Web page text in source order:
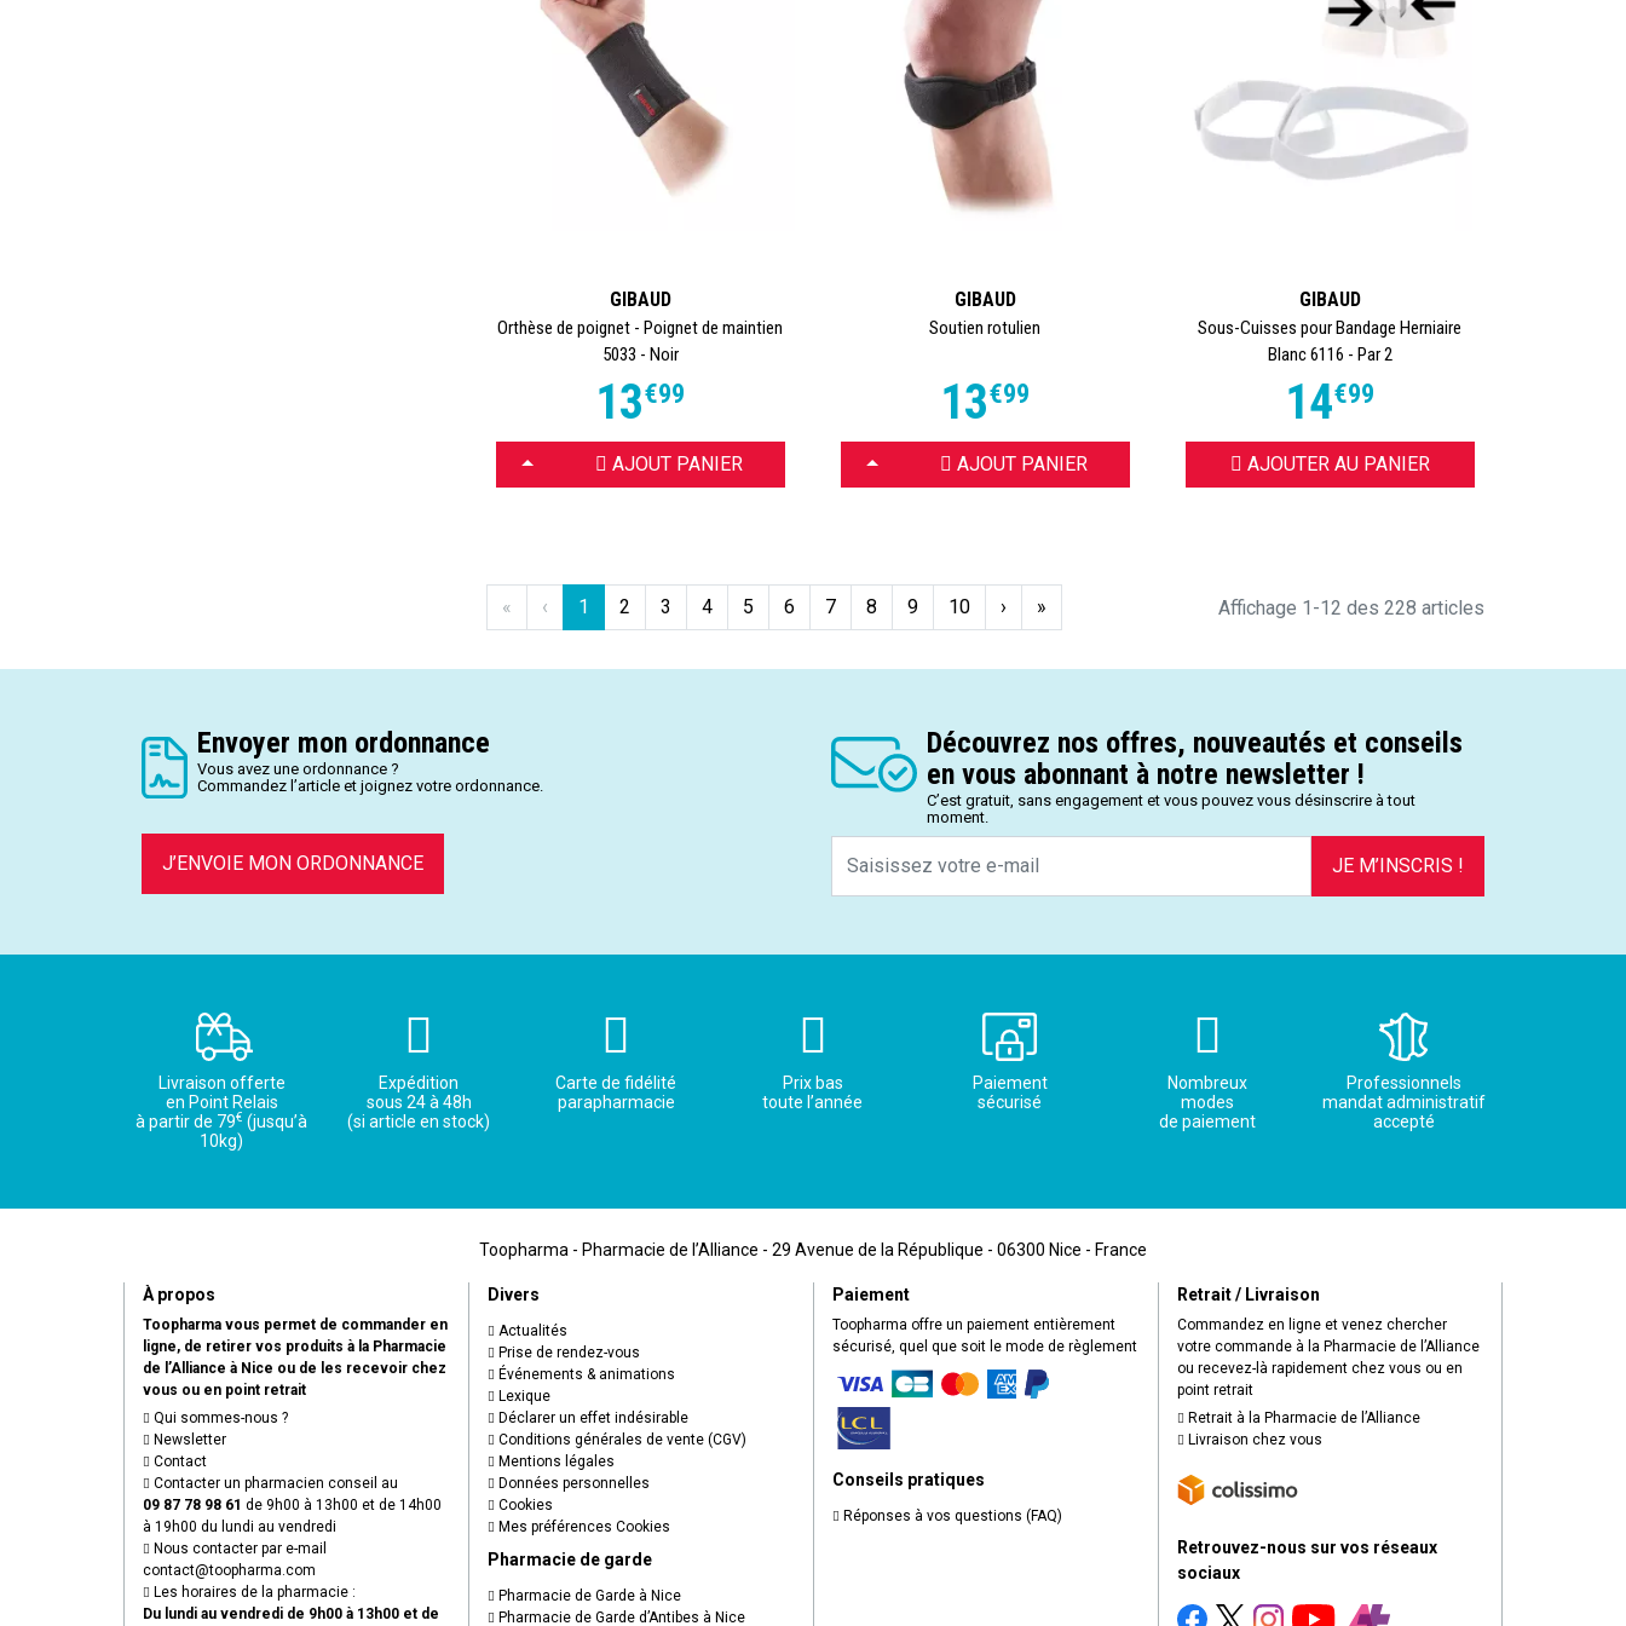
GIBAUD
Orthèse de poignet - Poignet de maintien
5033 - Noir
13€99
CHOISIR AJOUT PANIER
GIBAUD
Soutien rotulien
13€99
CHOISIR AJOUT PANIER
GIBAUD
Sous-Cuisses pour Bandage Herniaire
Blanc 6116 - Par 2
14€99
AJOUTER AU PANIER
Affichage 1-12 des 228 articles
« ‹ 1 2 3 4 5 6 7 8 9 10 › »
Envoyer mon ordonnance
Vous avez une ordonnance ?
Commandez l’article et joignez votre ordonnance.
J’ENVOIE MON ORDONNANCE
Découvrez nos offres, nouveautés et conseils
en vous abonnant à notre newsletter !
C’est gratuit, sans engagement et vous pouvez vous désinscrire à tout
moment.
JE M’INSCRIS !
Livraison offerte
en Point Relais
à partir de 79€ (jusqu’à
10kg)
Expédition
sous 24 à 48h
(si article en stock)
Carte de fidélité
parapharmacie
Prix bas
toute l’année
Paiement
sécurisé
Nombreux
modes
de paiement
Professionnels
mandat administratif
accepté
Toopharma - Pharmacie de l’Alliance - 29 Avenue de la République - 06300 Nice - France
À propos
Toopharma vous permet de commander en
ligne, de retirer vos produits à la Pharmacie
de l’Alliance à Nice ou de les recevoir chez
vous ou en point retrait
Qui sommes-nous ?
Newsletter
Contact
Contacter un pharmacien conseil au
09 87 78 98 61 de 9h00 à 13h00 et de 14h00
à 19h00 du lundi au vendredi
Nous contacter par e-mail
contact@toopharma.com
Les horaires de la pharmacie :
Du lundi au vendredi de 9h00 à 13h00 et de
Divers
Actualités
Prise de rendez-vous
Événements & animations
Lexique
Déclarer un effet indésirable
Conditions générales de vente (CGV)
Mentions légales
Données personnelles
Cookies
Mes préférences Cookies
Pharmacie de garde
Pharmacie de Garde à Nice
Pharmacie de Garde d’Antibes à Nice
Paiement
Toopharma offre un paiement entièrement
sécurisé, quel que soit le mode de règlement
Conseils pratiques
Réponses à vos questions (FAQ)
Retrait / Livraison
Commandez en ligne et venez chercher
votre commande à la Pharmacie de l’Alliance
ou recevez-là rapidement chez vous ou en
point retrait
Retrait à la Pharmacie de l’Alliance
Livraison chez vous
Retrouvez-nous sur vos réseaux
sociaux